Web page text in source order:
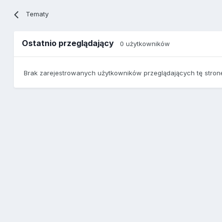
Tematy
Ostatnio przeglądający0 użytkowników
Brak zarejestrowanych użytkowników przeglądających tę